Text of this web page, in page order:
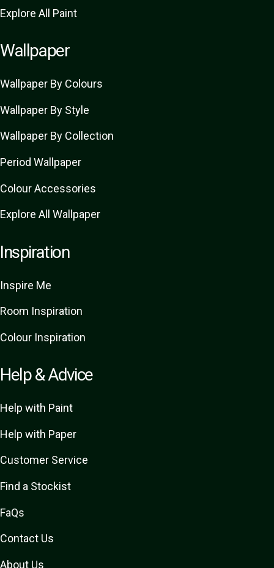
Explore All Paint
Wallpaper
Wallpaper By Colours
Wallpaper By Style
Wallpaper By Collection
Period Wallpaper
Colour Accessories
Explore All Wallpaper
Inspiration
Inspire Me
Room Inspiration
Colour Inspiration
Help & Advice
Help with Paint
Help with Paper
Customer Service
Find a Stockist
FaQs
Contact Us
About Us